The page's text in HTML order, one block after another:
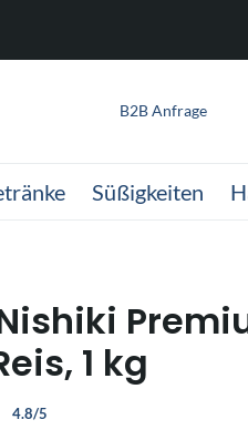
B2B Anfrage
Süßigkeiten
1 kg
4.8/5